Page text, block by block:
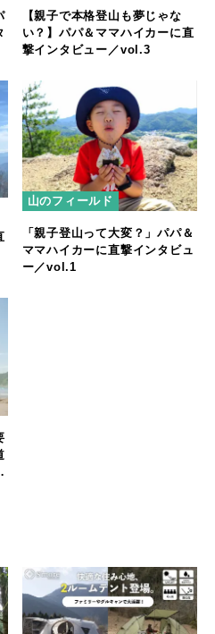
【親子で本格登山も夢じゃな
い？】パパ＆ママハイカーに直
撃インタビュー／vol.3
山のフィールド
「親子登山って大変？」パパ＆
ママハイカーに直撃インタビュ
ー／vol.1